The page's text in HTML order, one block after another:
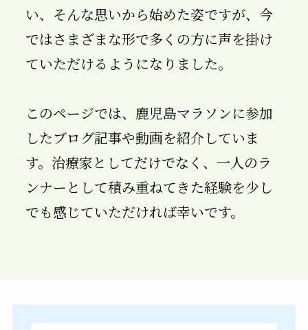
い、そんな思いから始めた姿ですが、今
ではさまざまな形で多くの方に声を掛け
ていただけるようになりました。
このページでは、鹿児島マラソンに参加
したブログ記事や動画を紹介していま
す。治療家としてだけでなく、一人のラ
ンナーとして積み重ねてきた経験を少し
でも感じていただければ幸いです。